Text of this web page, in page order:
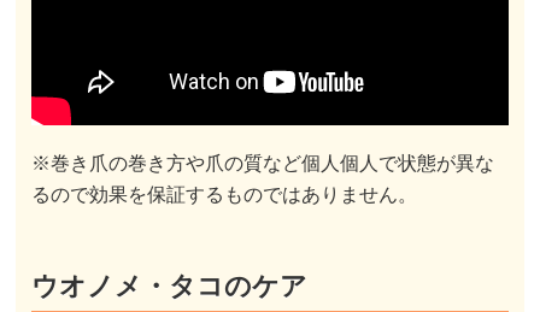
※巻き爪の巻き方や爪の質など個人個人で状態が異な
るので効果を保証するものではありません。
ウオノメ・タコのケア